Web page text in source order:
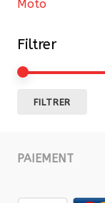
Moto
Filtrer
FILTRER
PAIEMENT